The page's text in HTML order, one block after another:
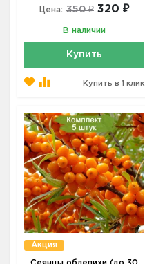
Цена: 350 ₽ 320 ₽
В наличии
Купить
Купить в 1 клик
Акция